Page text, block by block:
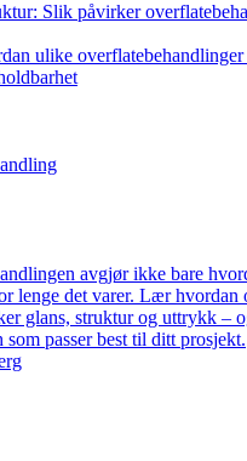
Slik påvirker
ulike
avgjør ikke bare
lenge det varer. Lær
glans, struktur og uttrykk –
som passer best til ditt prosjekt.